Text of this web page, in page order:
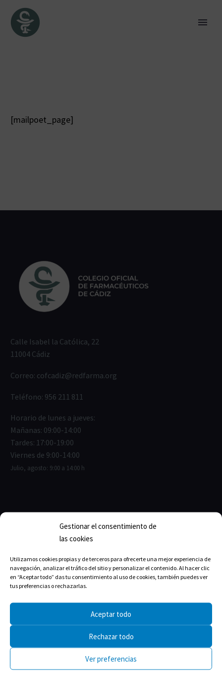
Gestionar el consentimiento de
las cookies
Utilizamos cookies propias y de terceros para ofrecerte una mejor experiencia de
navegación, analizar el tráfico del sitio y personalizar el contenido. Al hacer clic
en “Aceptar todo” das tu consentimiento al uso de cookies, también puedes ver
tus preferencias o rechazarlas.
Aceptar todo
Rechazar todo
Ver preferencias
[mailpoet_page]
Calle Isabel la Católica, 22
11004 Cádiz
Correo: cofcadiz@redfarma.org
Teléfono: 956 211 811
Horario de lunes a jueves:
Mañanas: 09:00-14:00
Tardes: 17:00-19:00
Viernes de 9:00-14:00
Julio, agosto: 9:00 a 14:00 h
ENLACES ÚTILES
Junta de Gobierno
Estructura del Colegio
La historia
Memorias